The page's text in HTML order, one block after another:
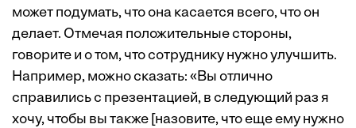
может подумать, что она касается всего, что он
делает. Отмечая положительные стороны,
говорите и о том, что сотруднику нужно улучшить.
Например, можно сказать: «Вы отлично
справились с презентацией, в следующий раз я
хочу, чтобы вы также [назовите, что еще ему нужно